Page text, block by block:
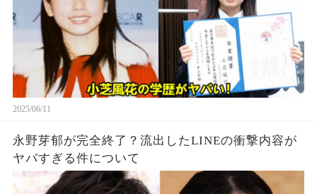
2025/06/11
永野芽郁が完全終了？流出したLINEの衝撃内容が
ヤバすぎる件について